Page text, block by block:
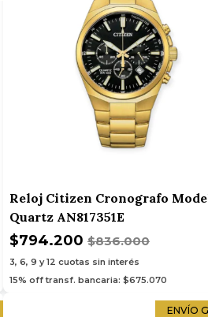
Reloj Citizen Cronografo
Quartz AN817351E
$794.200 $836.000
3, 6, 9 y 12 cuotas sin interés
15% off transf. bancaria: $675.070
ENVÍO